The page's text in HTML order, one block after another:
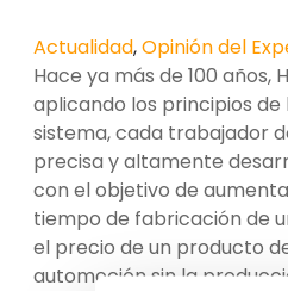
Actualidad,Opinión del
Hace ya más de 100 años,
aplicando los principios
sistema, cada trabajador
precisa y altamente
con el objetivo de
tiempo de fabricación de
el precio de un producto
automoción sin la